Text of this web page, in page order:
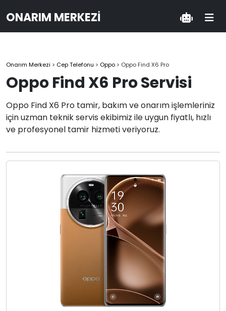
ONARIM MERKEZI
Onarım Merkezi > Cep Telefonu > Oppo > Oppo Find X6 Pro
Oppo Find X6 Pro Servisi
Oppo Find X6 Pro tamir, bakım ve onarım işlemleriniz
için uzman teknik servis ekibimiz ile uygun fiyatlı, hızlı
ve profesyonel tamir hizmeti veriyoruz.